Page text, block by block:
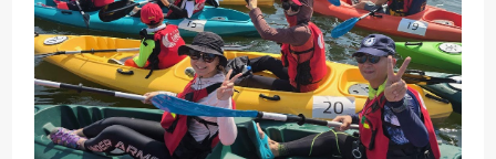
SDG5
SDG6
SDG7
SDG8